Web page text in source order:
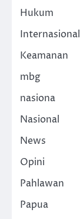
Hukum
Internasional
Keamanan
mbg
nasiona
Nasional
News
Opini
Pahlawan
Papua